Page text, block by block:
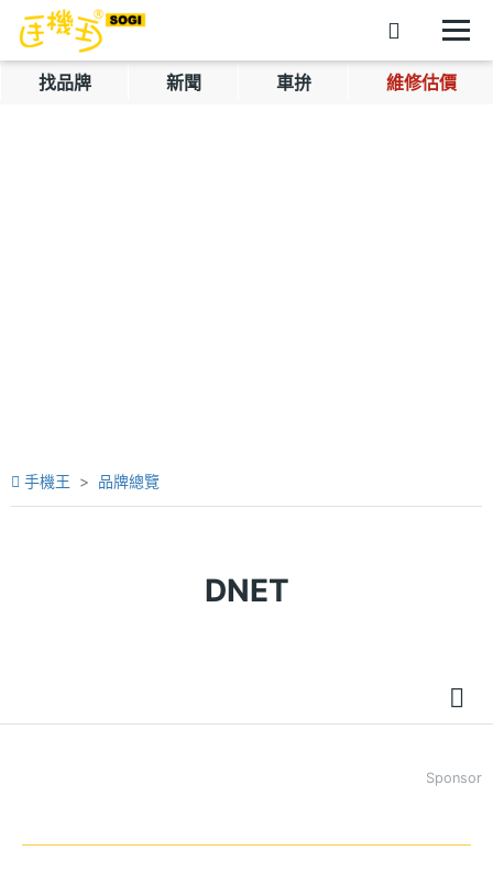
找品牌 新聞 車拚 維修估價
手機王 品牌總覽
DNET
Sponsor